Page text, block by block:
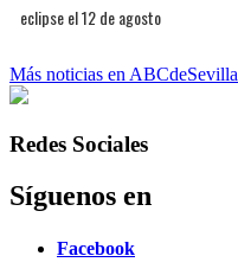
eclipse el 12 de agosto
Más noticias en
Redes Sociales
Síguenos en
Facebook